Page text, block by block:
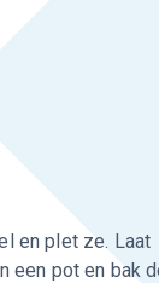
en plet ze. Laat
een pot en bak